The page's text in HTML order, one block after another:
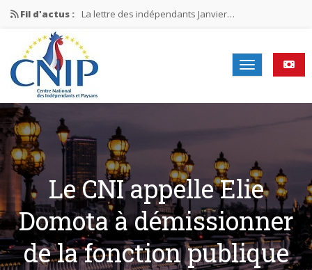
Fil d'actus : La lettre des indépendants Janvier…
La lettre des indépendants Novembre…
La lettre des indépendants Juin…
Mission nationale ÉLECTIONS MUNICIPALES 2026
La lettre des indépendants N°2-2026
Le CNI appelle Elie
Domota à démissionner
de la fonction publique